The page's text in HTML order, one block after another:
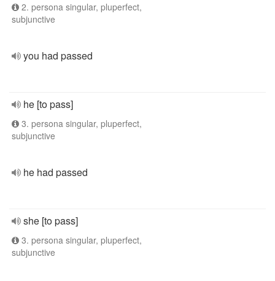
2. persona singular, pluperfect,
subjunctive
you had passed
he [to pass]
3. persona singular, pluperfect,
subjunctive
he had passed
she [to pass]
3. persona singular, pluperfect,
subjunctive